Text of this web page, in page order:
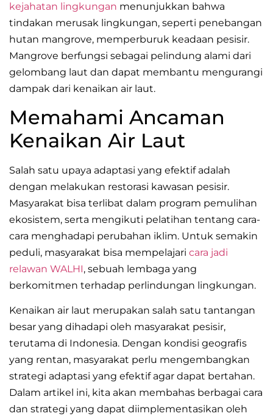
kejahatan lingkungan menunjukkan bahwa
tindakan merusak lingkungan, seperti penebangan
hutan mangrove, memperburuk keadaan pesisir.
Mangrove berfungsi sebagai pelindung alami dari
gelombang laut dan dapat membantu mengurangi
dampak dari kenaikan air laut.
Memahami Ancaman
Kenaikan Air Laut
Salah satu upaya adaptasi yang efektif adalah
dengan melakukan restorasi kawasan pesisir.
Masyarakat bisa terlibat dalam program pemulihan
ekosistem, serta mengikuti pelatihan tentang cara-
cara menghadapi perubahan iklim. Untuk semakin
peduli, masyarakat bisa mempelajari cara jadi
relawan WALHI, sebuah lembaga yang
berkomitmen terhadap perlindungan lingkungan.
Kenaikan air laut merupakan salah satu tantangan
besar yang dihadapi oleh masyarakat pesisir,
terutama di Indonesia. Dengan kondisi geografis
yang rentan, masyarakat perlu mengembangkan
strategi adaptasi yang efektif agar dapat bertahan.
Dalam artikel ini, kita akan membahas berbagai cara
dan strategi yang dapat diimplementasikan oleh